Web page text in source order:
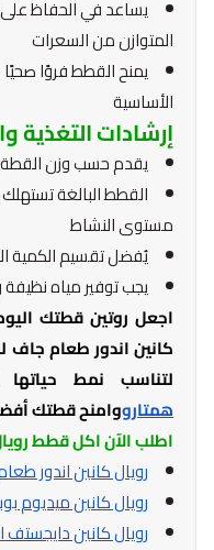
يساعد في الحفاظ
المتوازن من السعرات
يمنح القطط فروًا
الأساسية
إرشادات التغذية
يقدم حسب وزن القطة
مستوى النشاط
يُفضل تقسيم الكمية
يجب توفير مياه
اجعل روتين قطتك
كانين اندور طعام جاف
لتناسب نمط حياتها
همتارووامنح قطتك
اطلب الآن اكل قطط
رويال كانين اندور
رويال كانين ميديوم
رويال كانين